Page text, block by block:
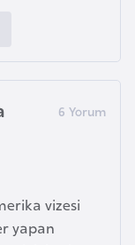
vizesi
yapan